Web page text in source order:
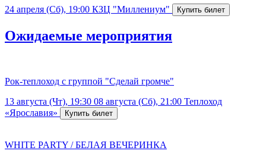
24 апреля (Сб), 19:00 КЗЦ "Миллениум"
Ожидаемые мероприятия
Рок-теплоход с группой "Сделай громче"
13 августа (Чт), 19:30 08 августа (Сб), 21:00 Теплоход
«Ярославия»
WHITE PARTY / БЕЛАЯ ВЕЧЕРИНКА